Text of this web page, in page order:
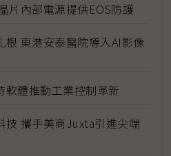
片內部電源提供EOS防護
根 東港安泰醫院導入AI影像
軟體推動工業控制革新
技 攜手美商Juxta引進尖端